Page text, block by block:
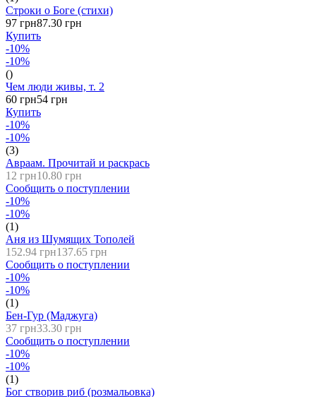
Строки о Боге (стихи)
97 грн87.30 грн
Купить
-10%
-10%
()
Чем люди живы, т. 2
60 грн54 грн
Купить
-10%
-10%
(3)
Авраам. Прочитай и раскрась
12 грн10.80 грн
Сообщить о поступлении
-10%
-10%
(1)
Аня из Шумящих Тополей
152.94 грн137.65 грн
Сообщить о поступлении
-10%
-10%
(1)
Бен-Гур (Маджуга)
37 грн33.30 грн
Сообщить о поступлении
-10%
-10%
(1)
Бог створив риб (розмальовка)